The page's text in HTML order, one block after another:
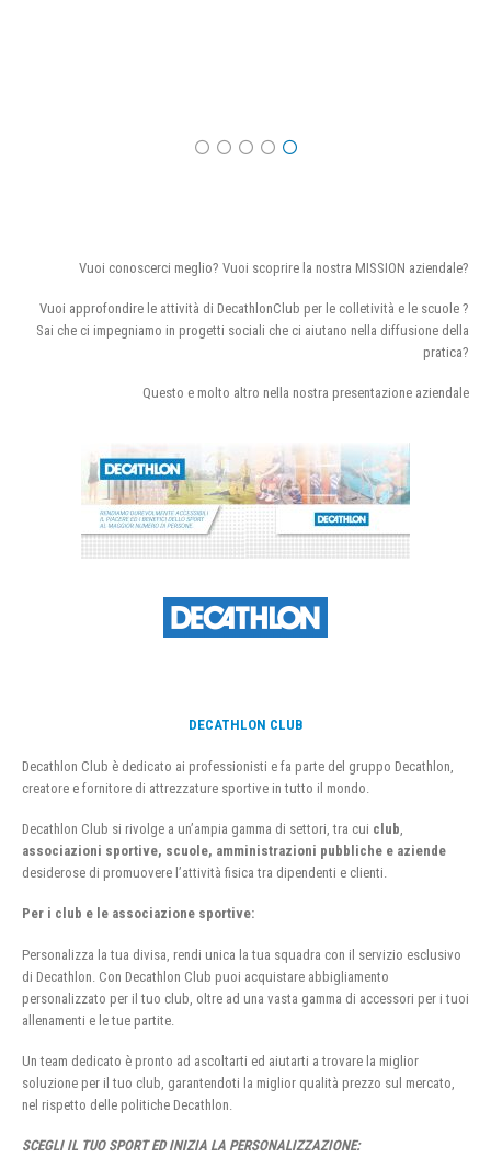
Vuoi conoscerci meglio? Vuoi scoprire la nostra MISSION aziendale?
Vuoi approfondire le attività di DecathlonClub per le colletività e le scuole ?
Sai che ci impegniamo in progetti sociali che ci aiutano nella diffusione della
pratica?
Questo e molto altro nella nostra presentazione aziendale
DECATHLON CLUB
Decathlon Club è dedicato ai professionisti e fa parte del gruppo Decathlon,
creatore e fornitore di attrezzature sportive in tutto il mondo.
Decathlon Club si rivolge a un’ampia gamma di settori, tra cui club
associazioni sportive, scuole, amministrazioni pubbliche e aziende
desiderose di promuovere l’attività fisica tra dipendenti e clienti.
Per i club e le associazione sportive:
Personalizza la tua divisa, rendi unica la tua squadra con il servizio esclusivo
di Decathlon. Con Decathlon Club puoi acquistare abbigliamento
personalizzato per il tuo club, oltre ad una vasta gamma di accessori per i tuoi
allenamenti e le tue partite.
Un team dedicato è pronto ad ascoltarti ed aiutarti a trovare la miglior
soluzione per il tuo club, garantendoti la miglior qualità prezzo sul mercato,
nel rispetto delle politiche Decathlon.
SCEGLI IL TUO SPORT ED INIZIA LA PERSONALIZZAZIONE: